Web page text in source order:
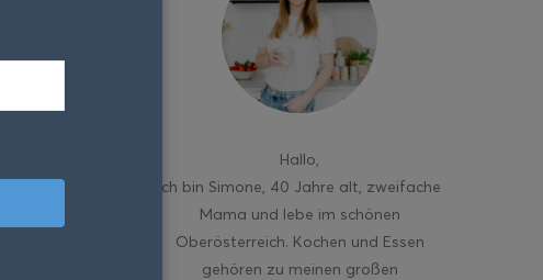
Hallo
ich bin Simone, 40 Jahre alt, zweifache
Mama und lebe im schönen
Oberösterreich. Kochen und Essen
gehören zu meinen großen